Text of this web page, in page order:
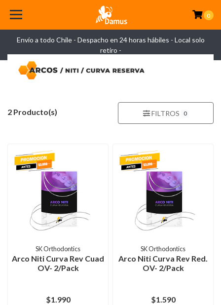
Envío a todo Chile - Despacho en 24 horas hábiles - Local solo
retiro -
0
2 Producto(s) FILTROS 0
SK Orthodontics
Arco Niti Curva Rev Cuad
OV- 2/Pack
$1.990
SK Orthodontics
Arco Niti Curva Rev Red.
OV- 2/Pack
$1.590